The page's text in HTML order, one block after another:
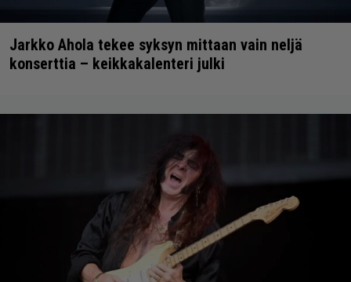
Jarkko Ahola tekee syksyn mittaan vain neljä
konserttia – keikkakalenteri julki